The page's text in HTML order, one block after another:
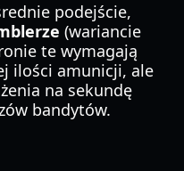
podejście,
(wariancie
te wymagają
ilości amunicji, ale
na sekundę
bandytów.